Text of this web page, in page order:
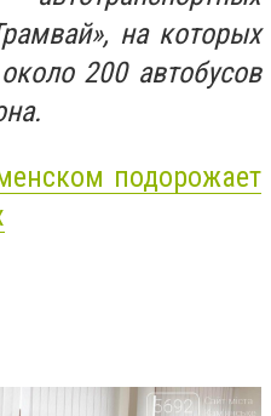
на которых
200 автобусов
подорожает